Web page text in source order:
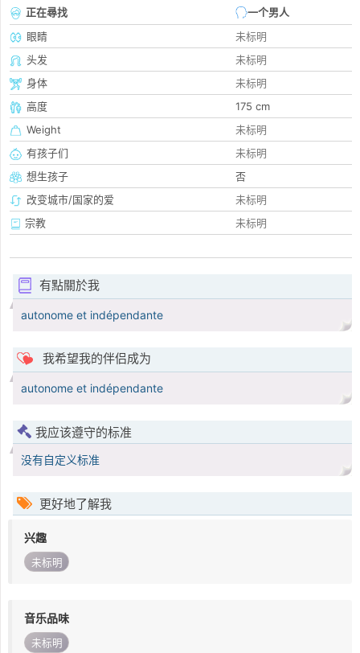
正在尋找
一个男人
眼睛
未标明
头发
未标明
身体
未标明
高度
175 cm
Weight
未标明
有孩子们
未标明
想生孩子
否
改变城市/国家的爱
未标明
宗教
未标明
有點關於我
autonome et indépendante
我希望我的伴侣成为
autonome et indépendante
我应该遵守的标准
没有自定义标准
更好地了解我
兴趣
未标明
音乐品味
未标明